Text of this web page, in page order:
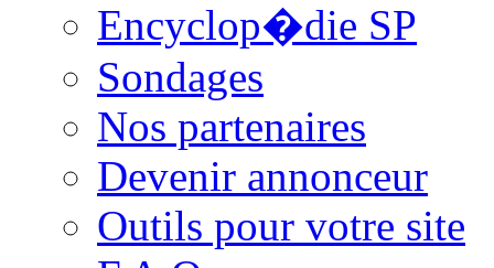
Encyclop�die SP
Sondages
Nos partenaires
Devenir annonceur
Outils pour votre site